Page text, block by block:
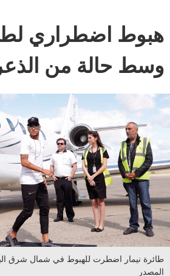
هبوط اضطراري
وسط حالة من
طائرة نيمار اضطرت للهبوط في شمال شرق
المصدر